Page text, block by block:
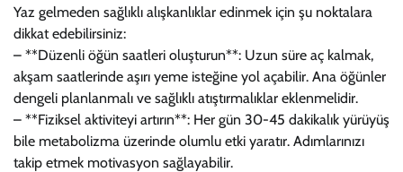
Yaz gelmeden sağlıklı alışkanlıklar edinmek için şu noktalara
dikkat edebilirsiniz:
– **Düzenli öğün saatleri oluşturun**: Uzun süre aç kalmak,
akşam saatlerinde aşırı yeme isteğine yol açabilir. Ana öğünler
dengeli planlanmalı ve sağlıklı atıştırmalıklar eklenmelidir.
– **Fiziksel aktiviteyi artırın**: Her gün 30-45 dakikalık yürüyüş
bile metabolizma üzerinde olumlu etki yaratır. Adımlarınızı
takip etmek motivasyon sağlayabilir.